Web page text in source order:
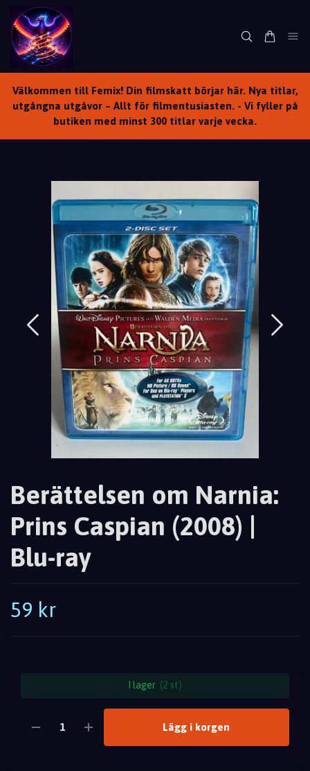
Välkommen till Femix! Din filmskatt börjar här. Nya titlar,
utgångna utgåvor – Allt för filmentusiasten. - Vi fyller på
butiken med minst 300 titlar varje vecka.
Berättelsen om Narnia:
Prins Caspian (2008) |
Blu-ray
59 kr
I lager (2 st)
Lägg i korgen